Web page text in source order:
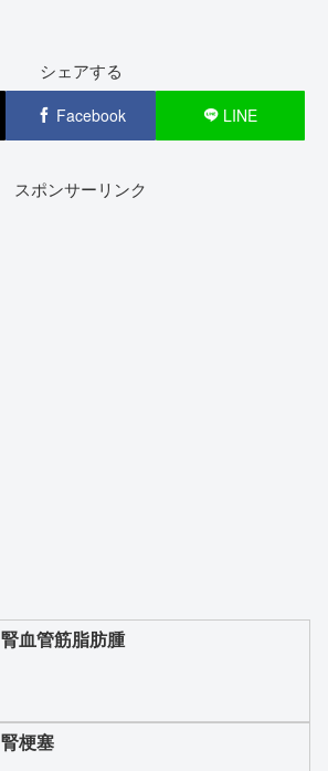
シェアする
Facebook LINE
スポンサーリンク
腎血管筋脂肪腫
腎梗塞